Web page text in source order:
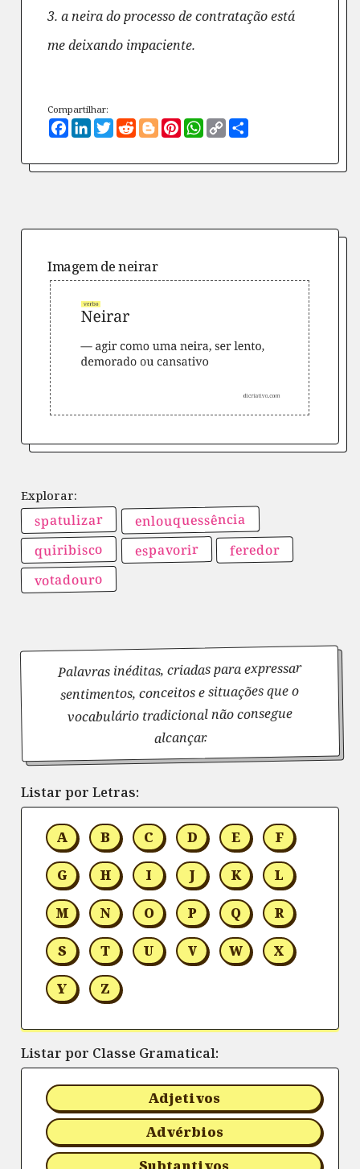
3. a neira do processo de contratação está
me deixando impaciente.
Compartilhar:
Facebook
LinkedIn
TwitterRedditBloggerPinterest
WhatsApp
Copy
Link
Imagem deneirar
spatulizar enlouquessência
quiribisco espavorir feredor
votadouro
Palavras inéditas, criadas para expressar
sentimentos, conceitos e situações que o
vocabulário tradicional não consegue
alcançar.
Listar por Letras:
A B C D E F
G H I J K L
M N O P Q R
S T U V W X
Y Z
Listar por Classe Gramatical:
Adjetivos
Advérbios